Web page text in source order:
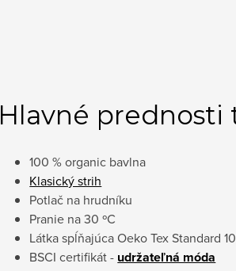
Hlavné prednosti
100 % organic bavlna
Klasický strih
Potlač na hrudníku
Pranie na 30 ºC
Látka spĺňajúca Oeko Tex Standard
BSCI certifikát - udržateľná móda